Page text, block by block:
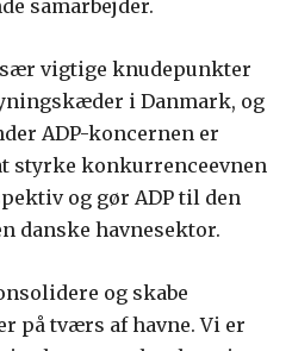
samarbejder.
vigtige knudepunkter
i Danmark, og
ADP-koncernen er
styrke konkurrenceevnen
og gør ADP til den
danske havnesektor.
og skabe
på tværs af havne. Vi er